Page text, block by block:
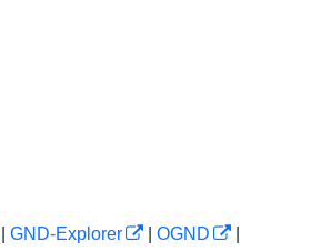
GND-Explorer OGND